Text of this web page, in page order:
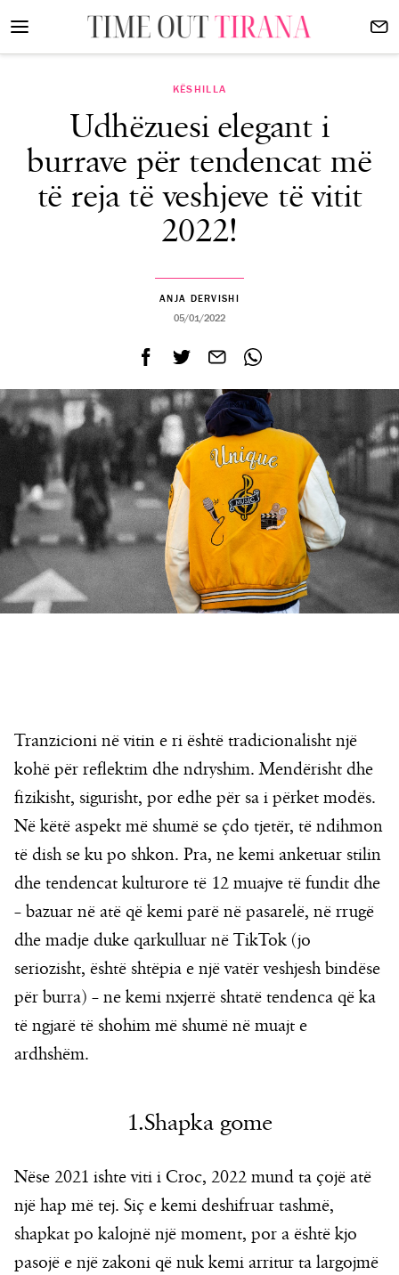
KËSHILLA
Udhëzuesi elegant i
burrave për tendencat më
të reja të veshjeve të vitit
2022!
ANJA DERVISHI
05/01/2022
Tranzicioni në vitin e ri është tradicionalisht një
kohë për reflektim dhe ndryshim. Mendërisht dhe
fizikisht, sigurisht, por edhe për sa i përket modës.
Në këtë aspekt më shumë se çdo tjetër, të ndihmon
të dish se ku po shkon. Pra, ne kemi anketuar stilin
dhe tendencat kulturore të 12 muajve të fundit dhe
– bazuar në atë që kemi parë në pasarelë, në rrugë
dhe madje duke qarkulluar në TikTok (jo
seriozisht, është shtëpia e një vatër veshjesh bindëse
për burra) – ne kemi nxjerrë shtatë tendenca që ka
të ngjarë të shohim më shumë në muajt e
ardhshëm.
1.Shapka gome
Nëse 2021 ishte viti i Croc, 2022 mund ta çojë atë
një hap më tej. Siç e kemi deshifruar tashmë,
shapkat po kalojnë një moment, por a është kjo
pasojë e një zakoni që nuk kemi arritur ta largojmë